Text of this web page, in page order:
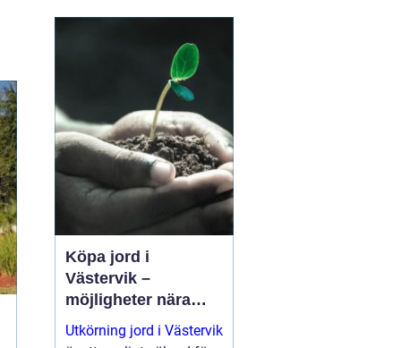
tryggare och håller
länge. En genomtänkt
renovering kan sänka
energik...
Köpa jord i
Västervik –
möjligheter nära
natur och kust
Utkörning jord i Västervik